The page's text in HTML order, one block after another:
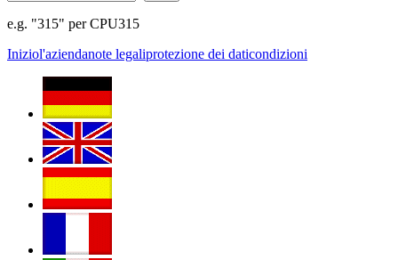
e.g. "315" per CPU315
Iniziol'aziendanote legaliprotezione dei daticondizioni